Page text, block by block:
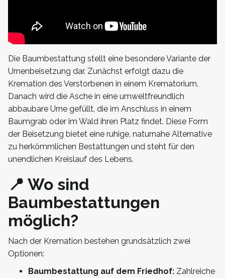
Die Baumbestattung stellt eine besondere Variante der
Urnenbeisetzung dar. Zunächst erfolgt dazu die
Kremation des Verstorbenen in einem Krematorium.
Danach wird die Asche in eine umweltfreundlich
abbaubare Urne gefüllt, die im Anschluss in einem
Baumgrab oder im Wald ihren Platz findet. Diese Form
der Beisetzung bietet eine ruhige, naturnahe Alternative
zu herkömmlichen Bestattungen und steht für den
unendlichen Kreislauf des Lebens.
📍 Wo sind
Baumbestattungen
möglich?
Nach der Kremation bestehen grundsätzlich zwei
Optionen:
Baumbestattung auf dem Friedhof: Zahlreiche